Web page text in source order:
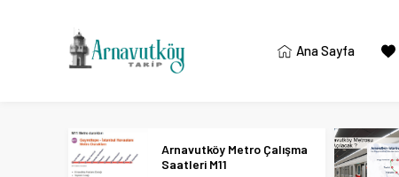
Ana Sayfa
Arnavutköy Metro Çalışma
Saatleri M11